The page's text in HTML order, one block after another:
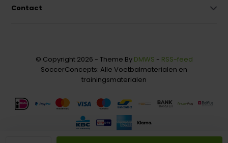
Contact
© Copyright 2026 - Theme By DMWS - RSS-feed
SoccerConcepts: Alle Voetbalmaterialen en
trainingsmaterialen